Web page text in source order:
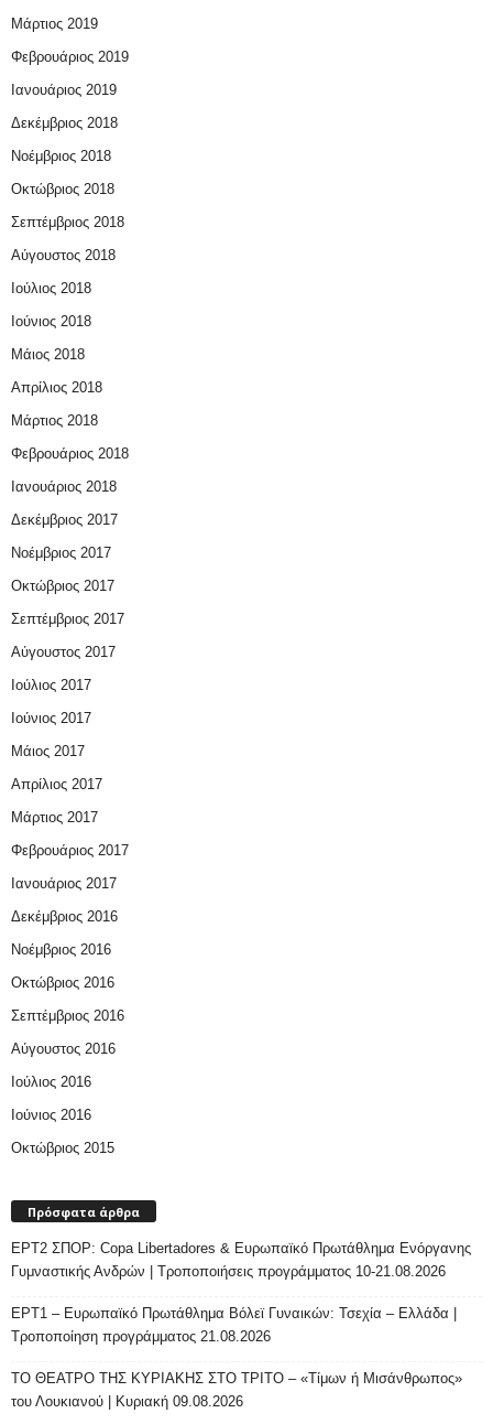
Μάρτιος 2019
Φεβρουάριος 2019
Ιανουάριος 2019
Δεκέμβριος 2018
Νοέμβριος 2018
Οκτώβριος 2018
Σεπτέμβριος 2018
Αύγουστος 2018
Ιούλιος 2018
Ιούνιος 2018
Μάιος 2018
Απρίλιος 2018
Μάρτιος 2018
Φεβρουάριος 2018
Ιανουάριος 2018
Δεκέμβριος 2017
Νοέμβριος 2017
Οκτώβριος 2017
Σεπτέμβριος 2017
Αύγουστος 2017
Ιούλιος 2017
Ιούνιος 2017
Μάιος 2017
Απρίλιος 2017
Μάρτιος 2017
Φεβρουάριος 2017
Ιανουάριος 2017
Δεκέμβριος 2016
Νοέμβριος 2016
Οκτώβριος 2016
Σεπτέμβριος 2016
Αύγουστος 2016
Ιούλιος 2016
Ιούνιος 2016
Οκτώβριος 2015
Πρόσφατα άρθρα
ΕΡΤ2 ΣΠΟΡ: Copa Libertadores & Ευρωπαϊκό Πρωτάθλημα Ενόργανης
Γυμναστικής Ανδρών | Τροποποιήσεις προγράμματος 10-21.08.2026
ΕΡΤ1 – Ευρωπαϊκό Πρωτάθλημα Βόλεϊ Γυναικών: Τσεχία – Ελλάδα |
Τροποποίηση προγράμματος 21.08.2026
ΤΟ ΘΕΑΤΡΟ ΤΗΣ ΚΥΡΙΑΚΗΣ ΣΤΟ ΤΡΙΤΟ – «Τίμων ή Μισάνθρωπος»
του Λουκιανού | Κυριακή 09.08.2026